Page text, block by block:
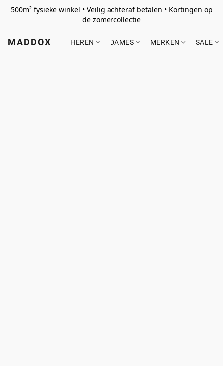
500m² fysieke winkel • Veilig achteraf betalen • Kortingen op
de zomercollectie
MADDOX HEREN DAMES MERKEN SALE